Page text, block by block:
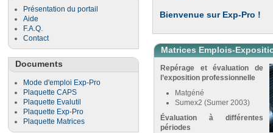
Présentation du portail
Aide
F.A.Q.
Contact
Documents
Mode d'emploi Exp-Pro
Plaquette CAPS
Plaquette Evalutil
Plaquette Exp-Pro
Plaquette Matrices
Bienvenue sur Exp-Pro !
Matrices Emplois-
Repérage et évaluation de
l’exposition professionnelle
Matgéné
Sumex2 (Sumer 2003)
Évaluation à différentes
périodes